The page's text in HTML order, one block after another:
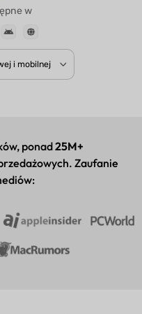
w
ponad25M+
Zaufanie